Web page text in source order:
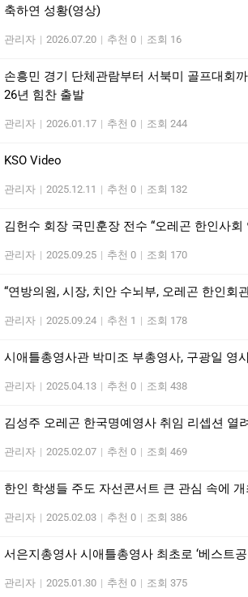
축하연 성황(영상)
관리자 | 2026.07.20 | 추천 0 | 조회 16
손흥민 경기 단체관람부터 서북미 골프대회
26년 힘찬 출발
관리자 | 2026.01.17 | 추천 0 | 조회 244
KSO Video
관리자 | 2025.12.11 | 추천 0 | 조회 132
김헌수 회장 국민훈장 전수 “오레곤 한인사회
관리자 | 2025.09.25 | 추천 0 | 조회 170
“연방의원, 시장, 치안 수뇌부, 오레곤 한인회
관리자 | 2025.09.24 | 추천 1 | 조회 178
시애틀총영사관 박미조 부총영사, 구광일 영
관리자 | 2025.04.13 | 추천 0 | 조회 438
김성주 오레곤 한국명예영사 취임 리셉션 열
관리자 | 2025.02.07 | 추천 0 | 조회 469
한인 학생들 주도 자선콘서트 큰 관심 속에 개
관리자 | 2025.02.03 | 추천 0 | 조회 386
서은지총영사 시애틀총영사 최초로 ‘베스트
관리자 | 2025.01.30 | 추천 0 | 조회 375